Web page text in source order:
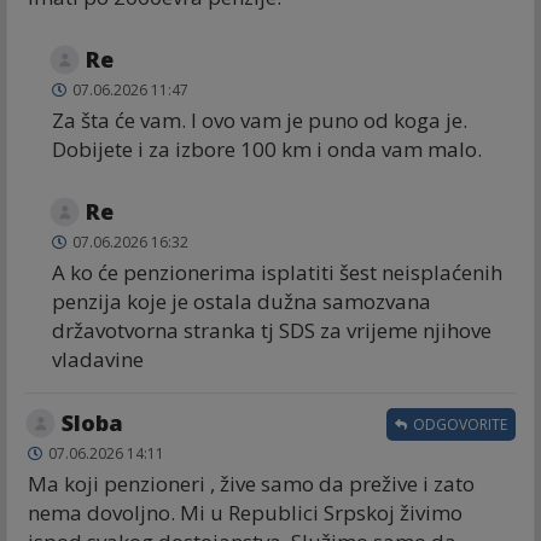
Re
07.06.2026 11:47
Za šta će vam. I ovo vam je puno od koga je.
Dobijete i za izbore 100 km i onda vam malo.
Re
07.06.2026 16:32
A ko će penzionerima isplatiti šest neisplaćenih
penzija koje je ostala dužna samozvana
državotvorna stranka tj SDS za vrijeme njihove
vladavine
Sloba
07.06.2026 14:11
Ma koji penzioneri , žive samo da prežive i zato
nema dovoljno. Mi u Republici Srpskoj živimo
ODGOVORITE